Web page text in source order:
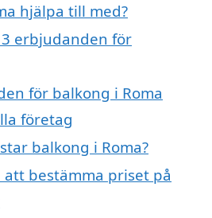
hjälpa till med?
erbjudanden för
för balkong i Roma
företag
balkong i Roma?
bestämma priset på